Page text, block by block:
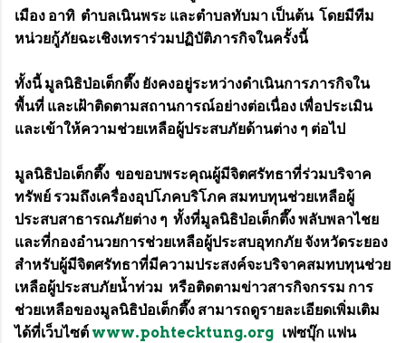
เมือง อาทิ ตำบลเนินพระ และตำบลทับมา เป็นต้น โดยมีทีม
หน่วยกู้ภัยฉะเชิงเทราร่วมปฏิบัติภารกิจในครั้งนี้
ทั้งนี้ มูลนิธิป่อเต็กตึ๊ง ยังคงอยู่ระหว่างดำเนินการภารกิจใน
พื้นที่ และเฝ้าติดตามสถานการณ์อย่างต่อเนื่อง เพื่อประเมิน
และเข้าให้ความช่วยเหลือผู้ประสบภัยด้านต่าง ๆ ต่อไป
มูลนิธิป่อเต็กตึ๊ง ขอขอบพระคุณผู้มีจิตศรัทธาที่ร่วมบริจาค
ทรัพย์ รวมถึงเครื่องอุปโภคบริโภค สมทบทุนช่วยเหลือผู้
ประสบสาธารณภัยต่าง ๆ ทั้งที่มูลนิธิป่อเต็กตึ๊ง พลับพลาไชย
และที่กองอำนวยการช่วยเหลือผู้ประสบอุทกภัย จังหวัดระยอง
สำหรับผู้มีจิตศรัทธาที่มีความประสงค์จะบริจาคสมทบทุนช่วย
เหลือผู้ประสบภัยน้ำท่วม หรือติดตามข่าวสารกิจกรรม การ
ช่วยเหลือของมูลนิธิป่อเต็กตึ๊ง สามารถดูรายละเอียดเพิ่มเติม
ได้ที่เว็บไซต์ www.pohtecktung.org เฟซบุ๊ก แฟน